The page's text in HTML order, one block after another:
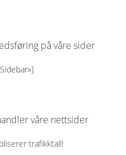
på våre sider
våre nettsider
trafikktall!